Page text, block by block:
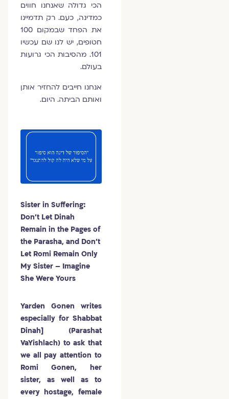
הכי גדולה שאנחנו חווים
כמדינה, כעם. רק תדמיינו
את הפחד שבמקום 100
חטופים, יש לנו שם עכשיו
101. מהסיבות הכי גרועות
בעולם.
אנחנו חייבים להחזיר אותן
ואותם הביתה. היום.
Sister in Suffering:
Don’t Let Dinah
Remain in the Pages of
the Parasha, and Don’t
Let Romi Remain Only
My Sister – Imagine
She Were Yours
Yarden Gonen writes
especially for Shabbat
Dinah] (Parashat
VaYishlach) to ask that
we all pay attention to
Romi Gonen, her
sister, as well as to
every hostage, female